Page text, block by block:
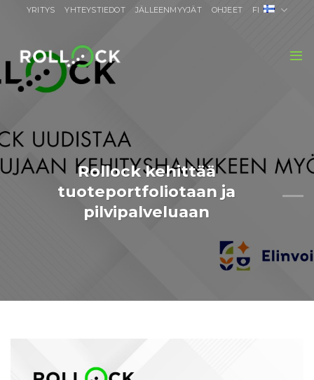
YRITYS YHTEYSTIEDOT JÄLLEENMYYJÄT OHJEET FI
Rollock kehittää
tuoteportfoliotaan ja
pilvipalveluaan